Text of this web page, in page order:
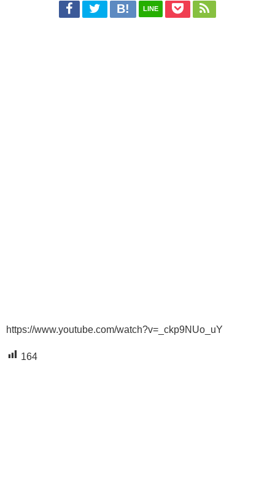
LINE
https://www.youtube.com/watch?v=_ckp9NUo_uY
164